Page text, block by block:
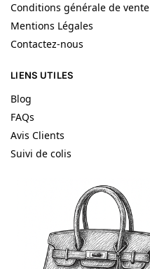
Conditions générale de vente
Mentions Légales
Contactez-nous
LIENS UTILES
Blog
FAQs
Avis Clients
Suivi de colis